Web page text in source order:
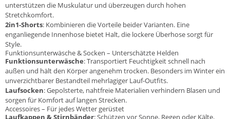
unterstützen die Muskulatur und überzeugen durch hohen
Stretchkomfort.
2in1-Shorts: Kombinieren die Vorteile beider Varianten. Eine
enganliegende Innenhose bietet Halt, die lockere Überhose sorgt für
Style.
Funktionsunterwäsche & Socken – Unterschätzte Helden
Funktionsunterwäsche: Transportiert Feuchtigkeit schnell nach
außen und hält den Körper angenehm trocken. Besonders im Winter ein
unverzichtbarer Bestandteil mehrlagiger Lauf-Outfits.
Laufsocken: Gepolsterte, nahtfreie Materialien verhindern Blasen und
sorgen für Komfort auf langen Strecken.
Accessoires – Für jedes Wetter gerüstet
Laufkappen & Stirnbänder: Schützen vor Sonne, Regen oder Kälte.